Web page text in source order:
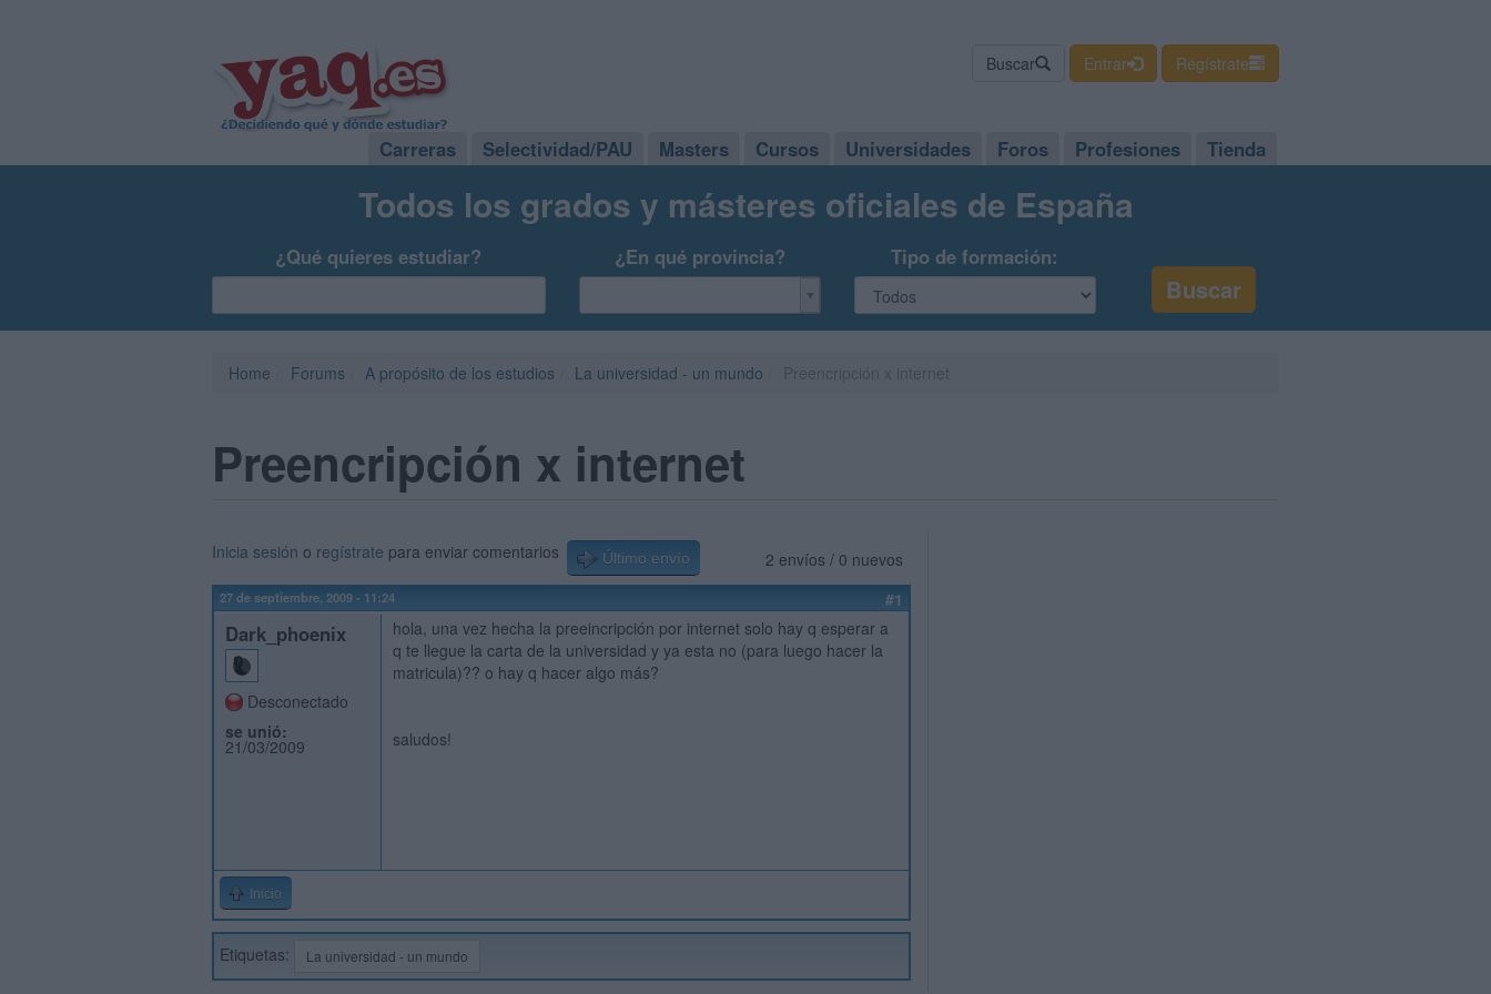
Buscar Entrar Regístrate
Carreras Selectividad/PAU Masters Cursos Universidades Foros Profesiones Tienda
Todos los grados y másteres oficiales de España
¿Qué quieres estudiar? ¿En qué provincia? Tipo de formación:
Home Forums A propósito de los estudios La universidad - un mundo
Preencripción x internet
2 envíos / 0 nuevos
Inicia sesión o regístrate para enviar comentarios Último envío
27 de septiembre, 2009 - 11:24 #1
Dark_phoenix
Desconectado
se unió:
21/03/2009
hola, una vez hecha la preeincripción por internet solo hay q esperar a
q te llegue la carta de la universidad y ya esta no (para luego hacer la
matricula)?? o hay q hacer algo más?
saludos!
Inicio
Etiquetas: La universidad - un mundo